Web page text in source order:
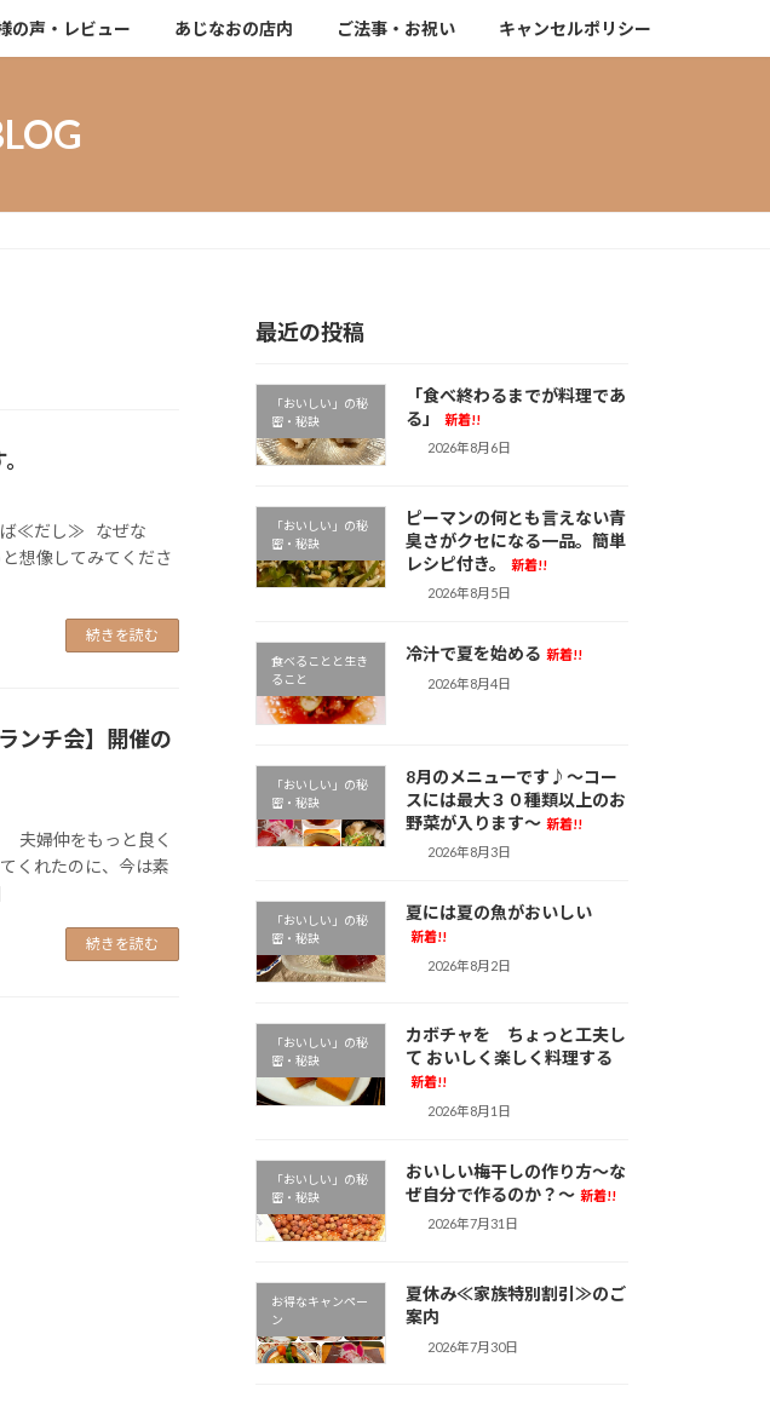
の声・レビュー あじなおの店内 ご法事・お祝い キャンセルポリシー
ば≪だし≫ なぜな
想像してみてくださ
続きを読む
ンチ会】開催の
夫婦仲をもっと良く
くれたのに、今は素
続きを読む
最近の投稿
「おいしい」の秘
密・秘訣
「食べ終わるまでが料理であ
る」
新着!!
2026年8月6日
「おいしい」の秘
密・秘訣
ピーマンの何とも言えない青
臭さがクセになる一品。簡単
レシピ付き。
新着!!
2026年8月5日
食べることと生き
ること
冷汁で夏を始める 新着!!
2026年8月4日
「おいしい」の秘
密・秘訣
8月のメニューです♪～コー
スには最大３０種類以上のお
野菜が入ります～ 新着!!
2026年8月3日
「おいしい」の秘
密・秘訣
夏には夏の魚がおいしい
新着!!
2026年8月2日
「おいしい」の秘
密・秘訣
カボチャを ちょっと工夫し
て おいしく楽しく料理する
新着!!
2026年8月1日
「おいしい」の秘
密・秘訣
おいしい梅干しの作り方～な
ぜ自分で作るのか？～ 新着!!
2026年7月31日
お得なキャンペー
ン
夏休み≪家族特別割引≫のご
案内
2026年7月30日